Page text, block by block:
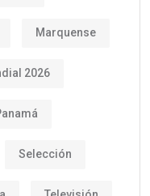
Marquense
2026
Selección